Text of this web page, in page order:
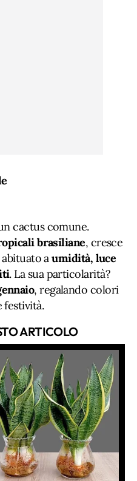
cactus comune.
brasiliane, cresce
abituato aumidità, luce
. La sua particolarità?
, regalando colori
ARTICOLO